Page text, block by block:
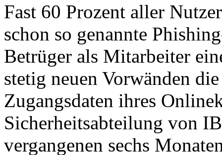
Fast 60 Prozent aller
schon so genannte
Betrüger als Mitarbeiter
stetig neuen Vorwänden
Zugangsdaten ihres
Sicherheitsabteilung von
vergangenen sechs